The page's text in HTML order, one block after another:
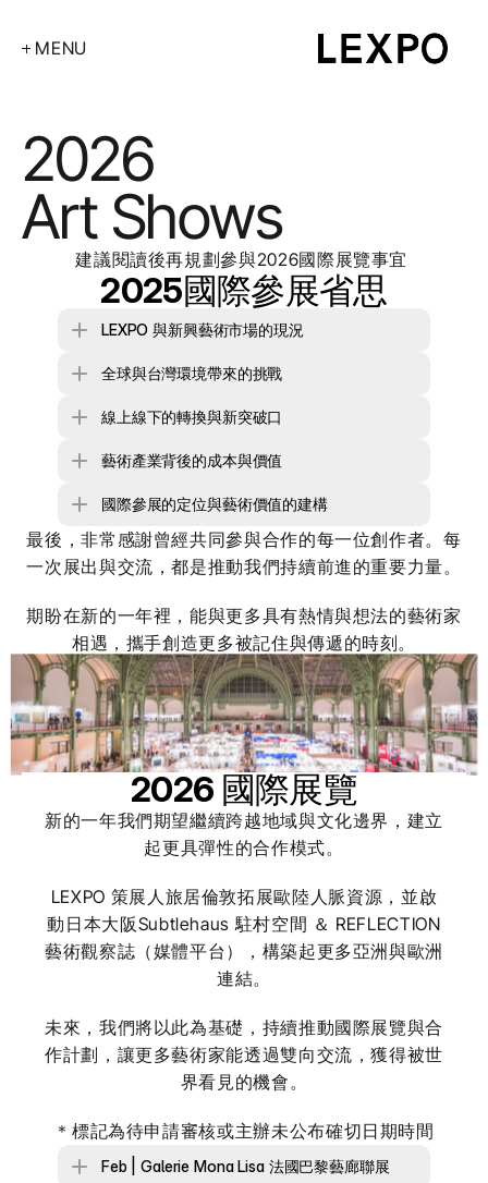
MENU
2026Art Shows
2026Art Shows
Art Fairs
Exhibitions
Contact
2026
Art Shows
2025國際參展省思
建議閱讀後再規劃參與2026國際展覽事宜
LEXPO 與新興藝術市場的現況
全球與台灣環境帶來的挑戰
線上線下的轉換與新突破口
藝術產業背後的成本與價值
國際參展的定位與藝術價值的建構
最後，非常感謝曾經共同參與合作的每一位創作者。每
一次展出與交流，都是推動我們持續前進的重要力量。
期盼在新的一年裡，能與更多具有熱情與想法的藝術家
相遇，攜手創造更多被記住與傳遞的時刻。
2026 國際展覽
新的一年我們期望繼續跨越地域與文化邊界，建立
起更具彈性的合作模式。
LEXPO 策展人旅居倫敦拓展歐陸人脈資源，並啟
動日本大阪Subtlehaus 駐村空間 ＆ REFLECTION
藝術觀察誌（媒體平台），構築起更多亞洲與歐洲
連結。
未來，我們將以此為基礎，持續推動國際展覽與合
作計劃，讓更多藝術家能透過雙向交流，獲得被世
界看見的機會。
＊標記為待申請審核或主辦未公布確切日期時間
Feb | Galerie Mona Lisa 法國巴黎藝廊聯展